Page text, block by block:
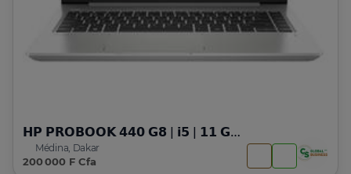
𝗛𝗣 𝗣𝗥𝗢𝗕𝗢𝗢𝗞 𝟰𝟰𝟬 𝗚𝟴 | 𝗶𝟱 | 𝟭𝟭 𝗚𝗘𝗡
Médina, Dakar
200 000 F Cfa